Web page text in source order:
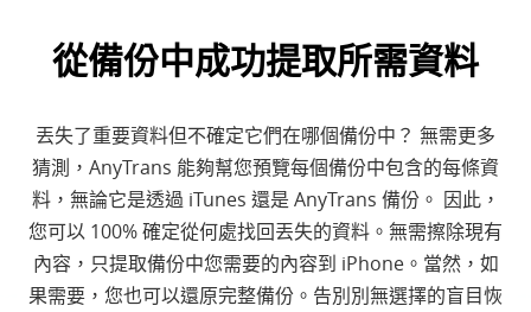
從備份中成功提取所需資料
丟失了重要資料但不確定它們在哪個備份中？ 無需更多
猜測，AnyTrans 能夠幫您預覽每個備份中包含的每條資
料，無論它是透過 iTunes 還是 AnyTrans 備份。 因此，
您可以 100% 確定從何處找回丟失的資料。無需擦除現有
內容，只提取備份中您需要的內容到 iPhone。當然，如
果需要，您也可以還原完整備份。告別別無選擇的盲目恢